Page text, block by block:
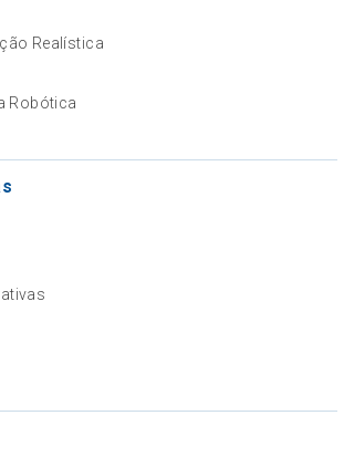
Realística
Robótica